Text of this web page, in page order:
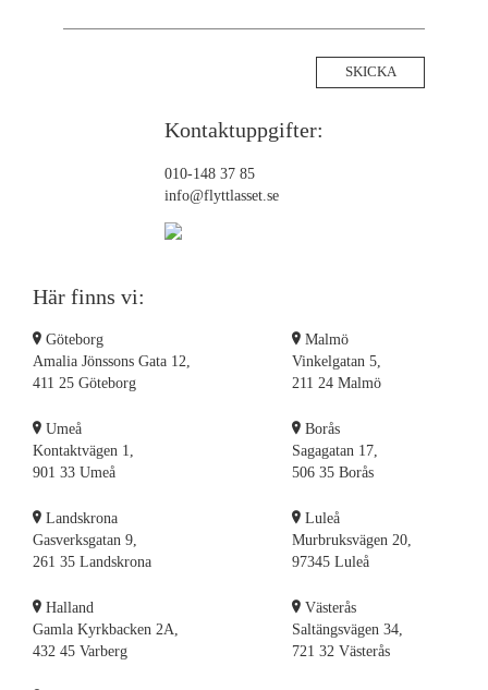
Flyttstädning Upplands-väsby
Flyttstädning Salem
Flyttstädning Landvetter
Flyttstädning Lerum
Flyttstädning Nynäshamn
Flyttstädning Örebro
Flyttstädning Laholm
Flyttstädning Partille
Flyttstädning Lycksele
Flyttstädning Örnsköldsvik
Flyttstädning Nykvarn
Flyttstädning Norrtälje
Flyttstädning Linköping
Flyttstädning Kungsbacka
Flyttstädning Halmstad
Flyttstädning Gällivare
Kontaktuppgifter:
010-148 37 85
info@flyttlasset.se
Här finns vi:
Göteborg
Amalia Jönssons Gata 12,
411 25 Göteborg
Malmö
Vinkelgatan 5,
211 24 Malmö
Umeå
Kontaktvägen 1,
901 33 Umeå
Borås
Sagagatan 17,
506 35 Borås
Landskrona
Gasverksgatan 9,
261 35 Landskrona
Luleå
Murbruksvägen 20,
97345 Luleå
Halland
Gamla Kyrkbacken 2A,
432 45 Varberg
Västerås
Saltängsvägen 34,
721 32 Västerås